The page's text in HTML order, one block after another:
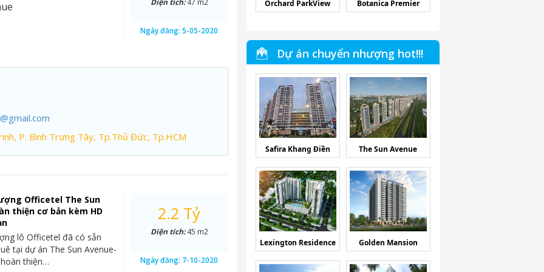
Diện tích:47 m2
Ngày đăng:5-05-2020
P. Bình Trưng Tây, Tp.Thủ Đức, Tp.HCM
Officetel The Sun
thiện cơ bản kèm HD
lô Officetel đã có sẵn
tại dự án The Sun Avenue-
thiện…
2.2 Tỷ
Diện tích:45 m2
Ngày đăng: 7-10-2020
Orchard ParkView Botanica Premier
Dự án chuyển nhượng hot!!!
Safira Khang Điền The Sun Avenue
Lexington Residence Golden Mansion